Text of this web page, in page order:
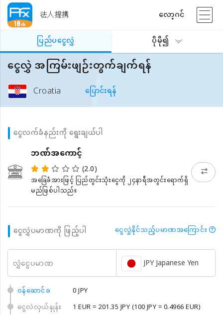
法人提携
လော့ဂင်
ပြည်ပငွေလွှဲ
ပိုမို၍
ငွေလွှဲ အကြမ်းဖျဉ်းတွက်ချက်ရန်
Croatia ပြောင်းရန်
ငွေလက်ခံနည်းကို ရွေးချယ်ပါ
ဘဏ်အကောင့်
(2.0)
အခြေခံအားဖြင့် ပြည်တွင်းသုံးငွေကို ၂၄နာရီအတွင်းရောက်ရှိ
မည်ဖြစ်ပါသည်။
ငွေလွှဲပမာဏကို ဖြည့်ပါ ငွေလွှဲနိုင်သည့်ပမာဏအကြောင်း
လွှဲငွေပမာဏ JPY Japanese Yen
၀န်ဆောင်ခ
0 JPY
ငွေလဲလှယ်နှုန်း
1 EUR = 201.35 JPY(100 JPY = 0.4966 EUR)